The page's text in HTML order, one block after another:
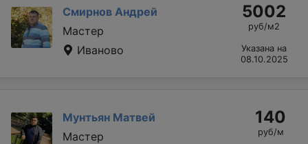
Смирнов Андрей
Мастер
Иваново
5002
руб/м2
Указана на
08.10.2025
Мунтьян Матвей
Мастер
140
руб/м